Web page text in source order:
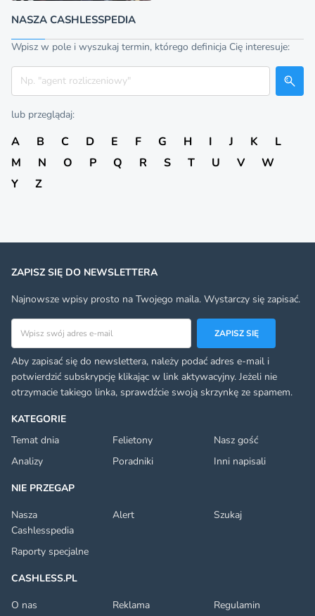
NASZA CASHLESSPEDIA
Wpisz w pole i wyszukaj termin, którego definicja Cię interesuje:
Szukaj
lub przeglądaj:
A B C D E F G H I J K
L
M
N O P Q R S T U V
W
Y
Z
KATEGORIE
Temat dnia
Felietony
Nasz gość
Analizy
Poradniki
Inni napisali
NIE PRZEGAP
Nasza
Cashlesspedia
Alert Szukaj
Raporty specjalne
CASHLESS.PL
O nas
Reklama Regulamin
ZAPISZ SIĘ DO NEWSLETTERA
Najnowsze wpisy prosto na Twojego maila. Wystarczy się zapisać.
ZAPISZ SIĘ
Aby zapisać się do newslettera, należy podać adres e-mail i
potwierdzić subskrypcję klikając w link aktywacyjny. Jeżeli nie
otrzymacie takiego linka, sprawdźcie swoją skrzynkę ze spamem.